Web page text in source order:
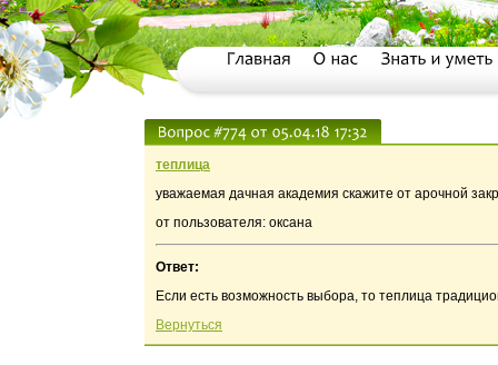
теплица
уважаемая дачная академия скажите от арочной
от пользователя: оксана
Ответ:
Если есть возможность выбора, то теплица
Вернуться